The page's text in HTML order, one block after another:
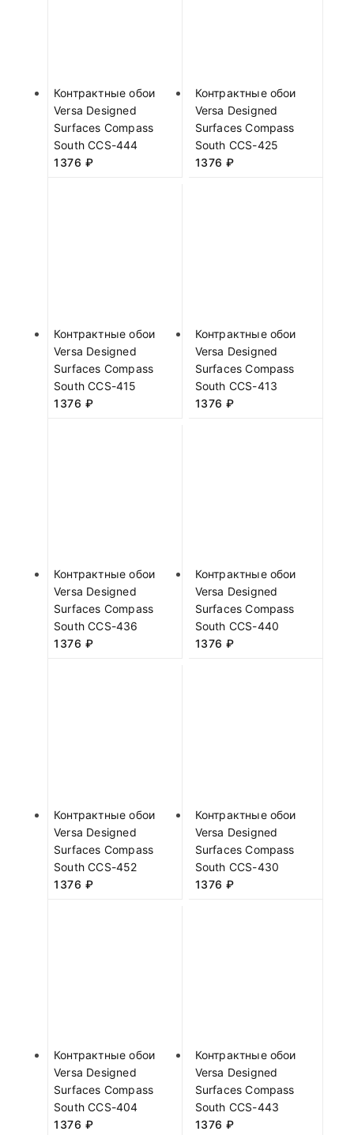
Контрактные обои
Versa Designed
Surfaces Compass
South CCS-444
1376 ₽
Контрактные обои
Versa Designed
Surfaces Compass
South CCS-425
1376 ₽
Контрактные обои
Versa Designed
Surfaces Compass
South CCS-415
1376 ₽
Контрактные обои
Versa Designed
Surfaces Compass
South CCS-413
1376 ₽
Контрактные обои
Versa Designed
Surfaces Compass
South CCS-436
1376 ₽
Контрактные обои
Versa Designed
Surfaces Compass
South CCS-440
1376 ₽
Контрактные обои
Versa Designed
Surfaces Compass
South CCS-452
1376 ₽
Контрактные обои
Versa Designed
Surfaces Compass
South CCS-430
1376 ₽
Контрактные обои
Versa Designed
Surfaces Compass
South CCS-404
1376 ₽
Контрактные обои
Versa Designed
Surfaces Compass
South CCS-443
1376 ₽